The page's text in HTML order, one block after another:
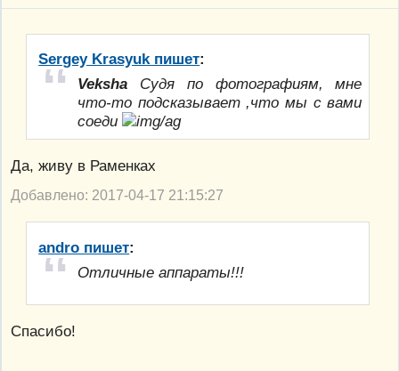
Sergey Krasyuk пишет:
Veksha Судя по фотографиям, мне
что-то подсказывает ,что мы с вами
соеди
Да, живу в Раменках
Добавлено: 2017-04-17 21:15:27
andro пишет:
Отличные аппараты!!!
Спасибо!